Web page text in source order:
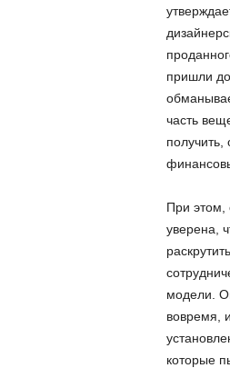
пришли
часть
получить,
При этом,
уверена,
модели.
вовремя,
которые